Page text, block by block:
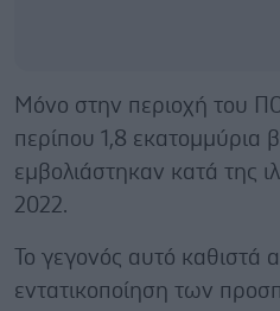
Μόνο στην περιοχή του
περίπου 1,8 εκατομμύρια
εμβολιάστηκαν κατά της
2022.
Το γεγονός αυτό καθιστά
εντατικοποίηση των